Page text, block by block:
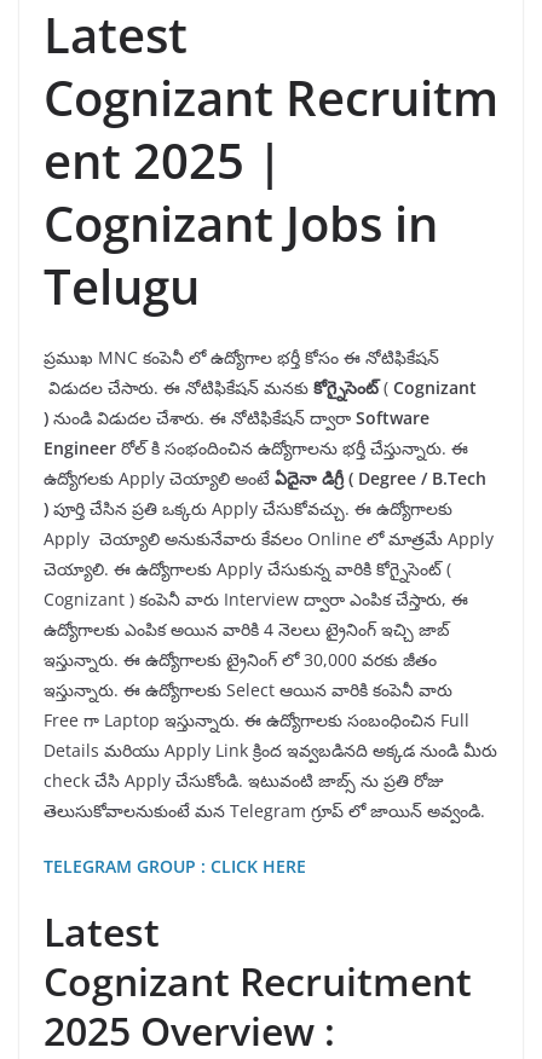
Latest
Cognizant Recruitm
ent 2025 |
Cognizant Jobs in
Telugu
ప్రముఖ MNC కంపెనీ లో ఉద్యోగాల భర్తీ కోసం ఈ నోటిఫికేషన్
విడుదల చేసారు. ఈ నోటిఫికేషన్ మనకు కోగ్నైసెంట్( Cognizant
) నుండి విడుదల చేశారు. ఈ నోటిఫికేషన్ ద్వారా Software
Engineer రోల్ కి సంభందించిన ఉద్యోగాలను భర్తీ చేస్తున్నారు. ఈ
ఉద్యోగలకు Apply చెయ్యాలి అంటే ఏదైనా డిగ్రీ ( Degree / B.Tech
) పూర్తి చేసిన ప్రతి ఒక్కరు Apply చేసుకోవచ్చు. ఈ ఉద్యోగాలకు
Apply చెయ్యాలి అనుకునేవారు కేవలం Online లో మాత్రమే Apply
చెయ్యాలి. ఈ ఉద్యోగాలకు Apply చేసుకున్న వారికి కోగ్నైసెంట్ (
Cognizant ) కంపెనీ వారు Interview ద్వారా ఎంపిక చేస్తారు, ఈ
ఉద్యోగాలకు ఎంపిక అయిన వారికి 4 నెలలు ట్రైనింగ్ ఇచ్చి జాబ్
ఇస్తున్నారు. ఈ ఉద్యోగాలకు ట్రైనింగ్ లో 30,000 వరకు జీతం
ఇస్తున్నారు. ఈ ఉద్యోగాలకు Select ఆయిన వారికి కంపెనీ వారు
Free గా Laptop ఇస్తున్నారు. ఈ ఉద్యోగాలకు సంబంధించిన Full
Details మరియు Apply Link క్రింద ఇవ్వబడినది అక్కడ నుండి మీరు
check చేసి Apply చేసుకోండి. ఇటువంటి జాబ్స్ ను ప్రతి రోజు
తెలుసుకోవాలనుకుంటే మన Telegram గ్రూప్ లో జాయిన్ అవ్వండి.
TELEGRAM GROUP : CLICK HERE
Latest
Cognizant Recruitment
2025 Overview :